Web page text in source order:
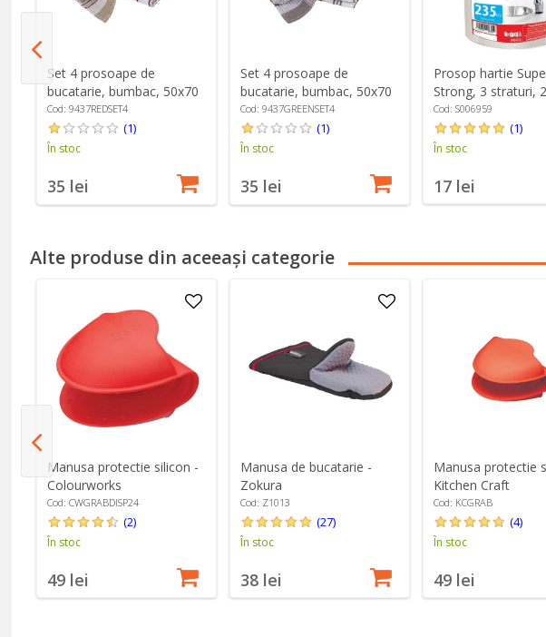
Set 4 prosoape de
bucatarie, bumbac, 50x70
cm "Honey Waffle", Red -
Tiseco
Cod: 9437REDSET4
(1)
În stoc
35 lei
Set 4 prosoape de
bucatarie, bumbac, 50x70
cm "Honey Waffle", Green
- Tiseco
Cod: 9437GREENSET4
(1)
În stoc
35 lei
Prosop hartie
Strong, 3 straturi,
Sano
Cod: S006959
(1)
În stoc
17 lei
Alte produse din aceeași categorie
Manusa protectie silicon -
Colourworks
Cod: CWGRABDISP24
(2)
În stoc
49 lei
Manusa de bucatarie -
Zokura
Cod: Z1013
(27)
În stoc
38 lei
Manusa protectie
Kitchen Craft
Cod: KCGRAB
(4)
În stoc
49 lei